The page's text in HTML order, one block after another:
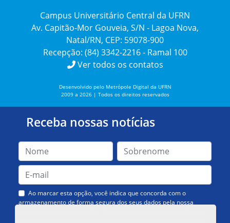
Campus Universitário Central da UFRN
Av. Capitão-Mor Gouveia, S/N - Lagoa Nova,
Natal/RN, CEP: 59078-900
Recepção: (84) 3342-2216 - Ramal 100
Ver todos os contatos
Desenvolvido pelo Metrópole Digital da UFRN
2009 a 2026 | Todos os direitos reservados
Receba nossas notícias
Ao marcar esta opção, você indica que concorda com o
armazenamento de forma segura dos seus dados pela nossa